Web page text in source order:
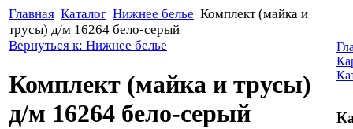
Главная Каталог Нижнее белье Комплект (майка и
трусы) д/м 16264 бело-серый
Вернуться к: Нижнее белье
Комплект (майка и трусы)
д/м 16264 бело-серый